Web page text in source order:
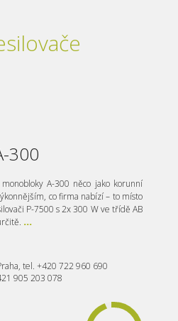
300
A-300 něco jako korunní
co firma nabízí – to místo
P-7500 s 2x 300 W ve třídě AB
...
tel. +420 722 960 690
905 203 078